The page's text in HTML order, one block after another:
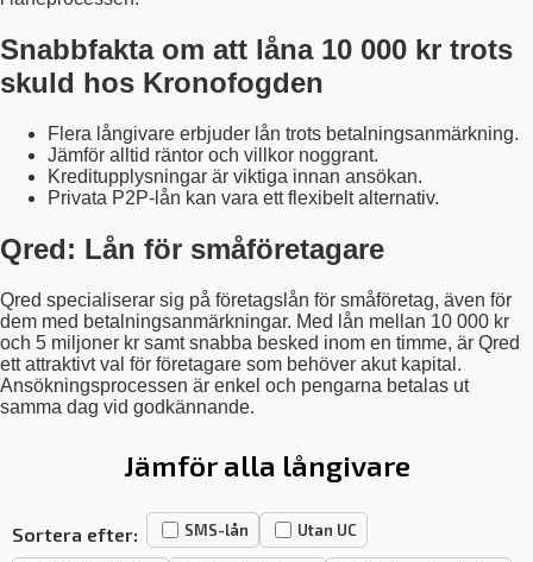
Snabbfakta om att låna 10 000 kr trots
skuld hos Kronofogden
Flera långivare erbjuder lån trots betalningsanmärkning.
Jämför alltid räntor och villkor noggrant.
Kreditupplysningar är viktiga innan ansökan.
Privata P2P-lån kan vara ett flexibelt alternativ.
Qred: Lån för småföretagare
Qred specialiserar sig på företagslån för småföretag, även för
dem med betalningsanmärkningar. Med lån mellan 10 000 kr
och 5 miljoner kr samt snabba besked inom en timme, är Qred
ett attraktivt val för företagare som behöver akut kapital.
Ansökningsprocessen är enkel och pengarna betalas ut
samma dag vid godkännande.
Jämför alla långivare
Sortera efter: SMS-lån Utan UC